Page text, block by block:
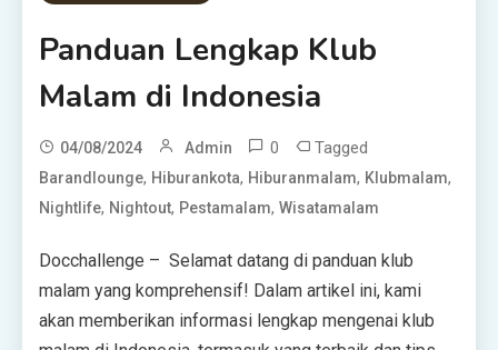
Panduan Lengkap Klub
Malam di Indonesia
04/08/2024 Admin 0 Tagged
Barandlounge, Hiburankota, Hiburanmalam, Klubmalam,
Nightlife, Nightout, Pestamalam,Wisatamalam
Docchallenge – Selamat datang di panduan klub
malam yang komprehensif! Dalam artikel ini, kami
akan memberikan informasi lengkap mengenai klub